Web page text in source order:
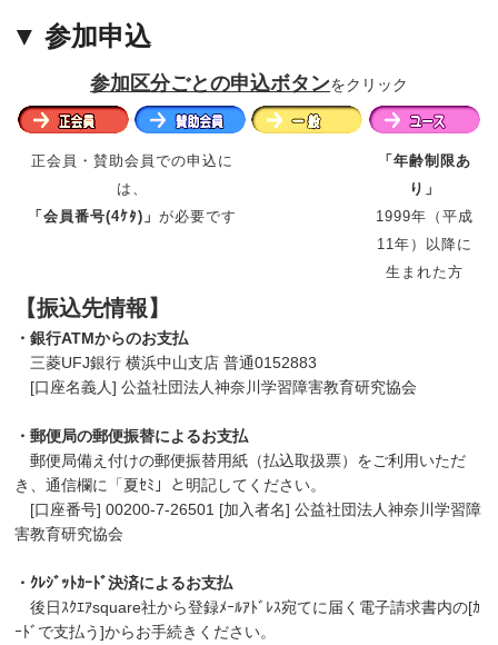
▼ 参加申込
参加区分ごとの申込ボタンをクリック
正会員・賛助会員での申込に
は、
「会員番号(4ｹﾀ)」 が必要です
「年齢制限あ
り」
1999年（平成
11年）以降に
生まれた方
【振込先情報】
・銀行ATMからのお支払
三菱UFJ銀行 横浜中山支店 普通0152883
[口座名義人] 公益社団法人神奈川学習障害教育研究協会
・郵便局の郵便振替によるお支払
郵便局備え付けの郵便振替用紙（払込取扱票）をご利用いただ
き、通信欄に「夏ｾﾐ」と明記してください。
[口座番号] 00200-7-26501 [加入者名] 公益社団法人神奈川学習障
害教育研究協会
・ｸﾚｼﾞｯﾄｶｰﾄﾞ決済によるお支払
後日ｽｸｴｱsquare社から登録ﾒｰﾙｱﾄﾞﾚｽ宛てに届く電子請求書内の[ｶ
ｰﾄﾞで支払う]からお手続きください。